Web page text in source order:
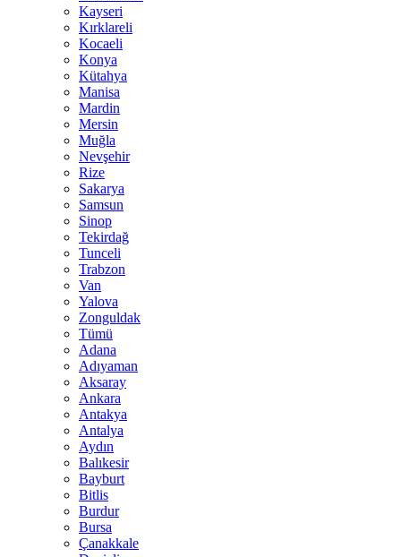
Kayseri
Kırklareli
Kocaeli
Konya
Kütahya
Manisa
Mardin
Mersin
Muğla
Nevşehir
Rize
Sakarya
Samsun
Sinop
Tekirdağ
Tunceli
Trabzon
Van
Yalova
Zonguldak
Tümü
Adana
Adıyaman
Aksaray
Ankara
Antakya
Antalya
Aydın
Balıkesir
Bayburt
Bitlis
Burdur
Bursa
Çanakkale